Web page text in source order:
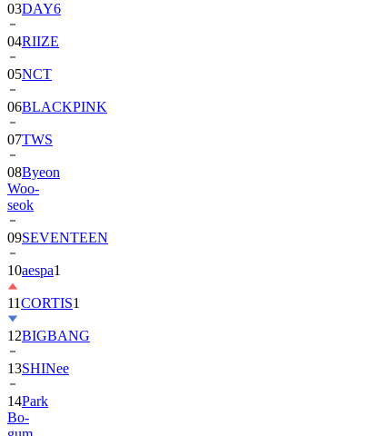
04RIIZE
05NCT
06BLACKPINK
07TWS
08Byeon
Woo-
seok
09SEVENTEEN
10aespa1
11CORTIS
12BIGBANG
13SHINee
14Park
Bo-
gum